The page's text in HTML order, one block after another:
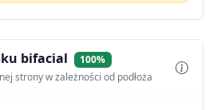
bifacial
100%
strony w zależności od podłoża